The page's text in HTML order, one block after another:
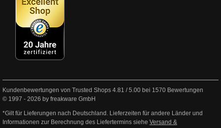
Kundenbewertungen von Trusted Shops 4.81 /5.00 bei 1570 Bewertungen
© 1997 - 2026 by freakware GmbH
*Gilt für Lieferungen nach Deutschland. Lieferzeiten für andere Länder und
Informationen zur Berechnung des Liefertermins siehe Versand &